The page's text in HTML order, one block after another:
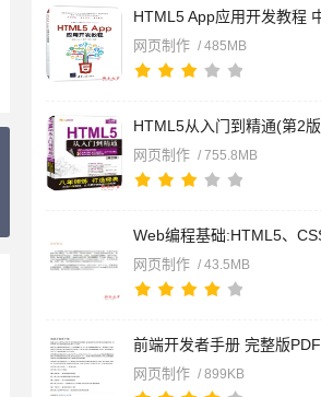
网页制作 / 485MB
网页制作 / 755.8MB
网页制作 / 43.5MB
前端开发者手册 完整版PDF
网页制作 / 899KB